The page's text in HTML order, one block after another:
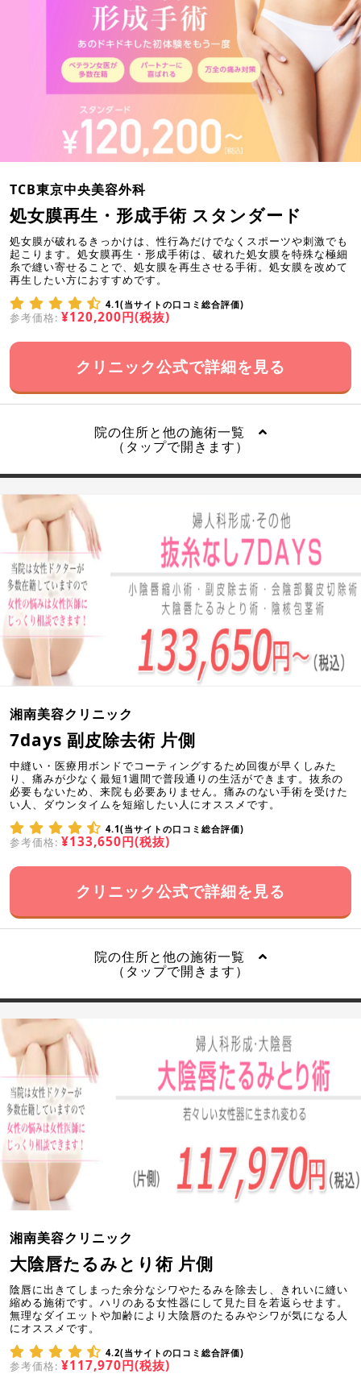
TCB東京中央美容外科
処女膜再生・形成手術 スタンダード
処女膜が破れるきっかけは、性行為だけでなくスポーツや刺激でも
起こります。処女膜再生・形成手術は、破れた処女膜を特殊な極細
糸で縫い寄せることで、処女膜を再生させる手術。処女膜を改めて
再生したい方におすすめです。
4.1(当サイトの口コミ総合評価)
参考価格: ¥120,200円(税抜)
クリニック公式で詳細を見る
院の住所と他の施術一覧
（タップで開きます）
湘南美容クリニック
7days 副皮除去術 片側
中縫い・医療用ボンドでコーティングするため回復が早くしみた
り、痛みが少なく最短1週間で普段通りの生活ができます。抜糸の
必要もないため、来院も必要ありません。痛みのない手術を受けた
い人、ダウンタイムを短縮したい人にオススメです。
4.1(当サイトの口コミ総合評価)
参考価格: ¥133,650円(税抜)
クリニック公式で詳細を見る
院の住所と他の施術一覧
（タップで開きます）
湘南美容クリニック
大陰唇たるみとり術 片側
陰唇に出きてしまった余分なシワやたるみを除去し、きれいに縫い
縮める施術です。ハリのある女性器にして見た目を若返らせます。
無理なダイエットや加齢により大陰唇のたるみやシワが気になる人
にオススメです。
4.2(当サイトの口コミ総合評価)
参考価格: ¥117,970円(税抜)